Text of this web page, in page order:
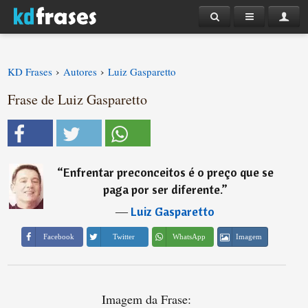
KD Frases › Autores › Luiz Gasparetto
Frase de Luiz Gasparetto
“Enfrentar preconceitos é o preço que se
paga por ser diferente.”
―Luiz Gasparetto
Facebook Twitter WhatsApp Imagem
Imagem da Frase: